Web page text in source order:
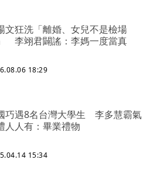
文狂洗「離婚、女兒不是檢場
李翊君闢謠：李媽一度當真
18:29
巧遇8名台灣大學生 李多慧霸氣
人人有：畢業禮物
15:34